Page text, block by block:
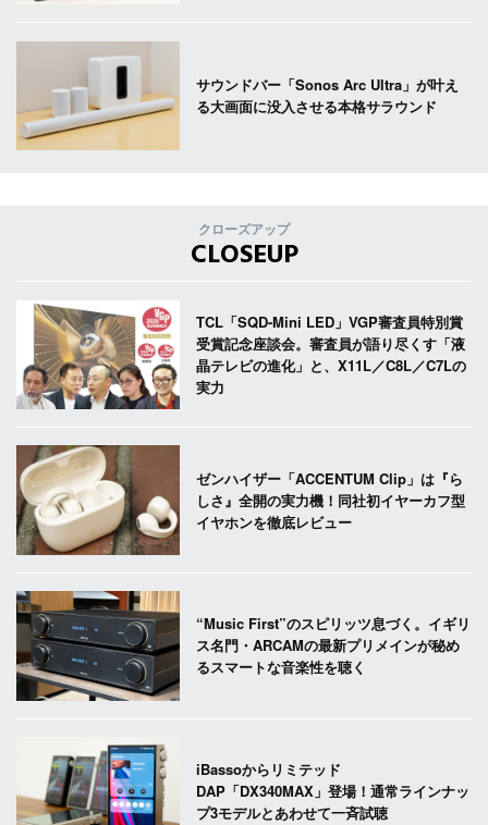
サウンドバー「Sonos Arc Ultra」が叶え
る大画面に没入させる本格サラウンド
クローズアップ
CLOSEUP
TCL「SQD-Mini LED」VGP審査員特別賞
受賞記念座談会。審査員が語り尽くす「液
晶テレビの進化」と、X11L／C8L／C7Lの
実力
ゼンハイザー「ACCENTUM Clip」は『ら
しさ』全開の実力機！同社初イヤーカフ型
イヤホンを徹底レビュー
“Music First”のスピリッツ息づく。イギリ
ス名門・ARCAMの最新プリメインが秘め
るスマートな音楽性を聴く
iBassoからリミテッド
DAP「DX340MAX」登場！通常ラインナッ
プ3モデルとあわせて一斉試聴